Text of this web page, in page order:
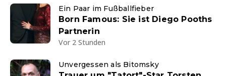
Ein Paar im Fußballfieber
Born Famous: Sie ist Diego Pooths
Partnerin
Vor 2 Stunden
Unvergessen als Bitomsky